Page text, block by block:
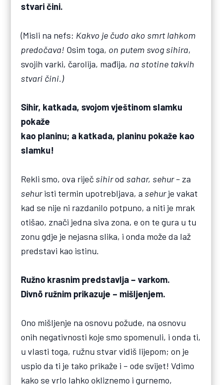
stvari čini.
(Misli na nefs: Kakvo je čudo ako smrt lahkom
predočava! Osim toga, on putem svog sihira,
svojih varki, čarolija, mađija, na stotine takvih
stvari čini.)
Sihir, katkada, svojom vještinom slamku
pokaže
kao planinu; a katkada, planinu pokaže kao
slamku!
Rekli smo, ova riječ sihirod sahar, sehur– za
sehuristi termin upotrebljava, a sehurje vakat
kad se nije ni razdanilo potpuno, a niti je mrak
otišao, znači jedna siva zona, e on te gura u tu
zonu gdje je nejasna slika, i onda može da laž
predstavi kao istinu.
Ružno krasnim predstavlja – varkom.
Divnō ružnim prikazuje – mišljenjem.
Ono mišljenje na osnovu požude, na osnovu
onih negativnosti koje smo spomenuli, i onda ti,
u vlasti toga, ružnu stvar vidiš lijepom; on je
uspio da ti je tako prikaže i – ode svijet! Vdimo
kako se vrlo lahko okliznemo i gurnemo,